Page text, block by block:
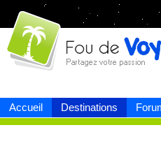
Accueil Destinations
Fou devoyage